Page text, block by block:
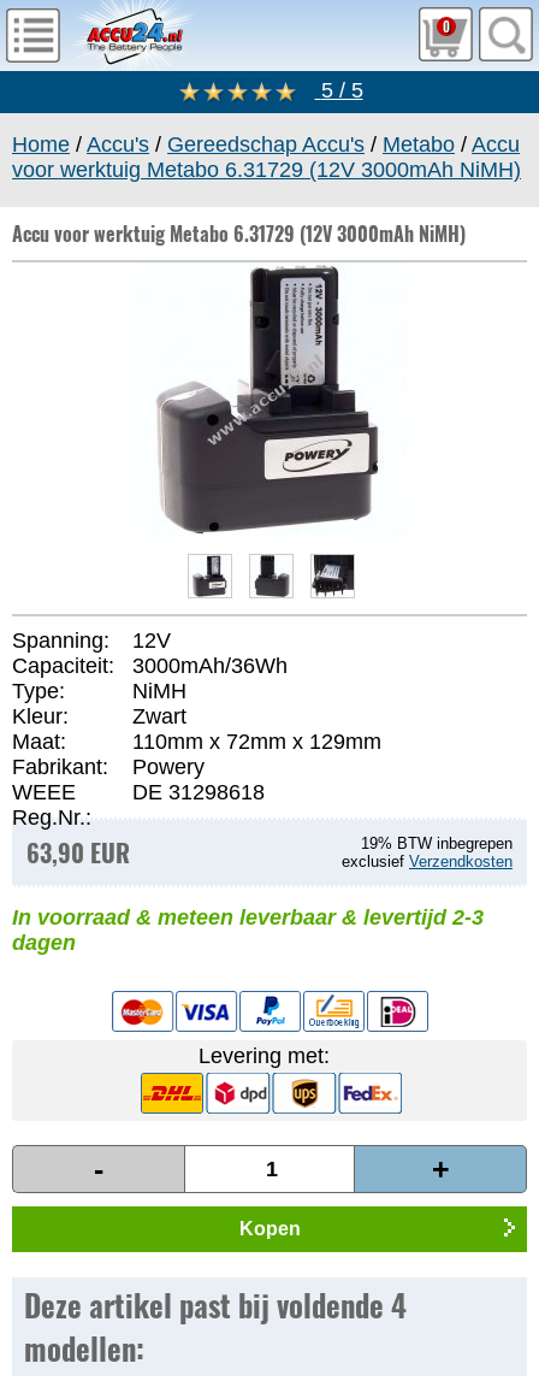
0
5 / 5
Home / Accu's / Gereedschap Accu's / Metabo / Accu
voor werktuig Metabo 6.31729 (12V 3000mAh NiMH)
Accu voor werktuig Metabo 6.31729 (12V 3000mAh NiMH)
Spanning:
12V
Capaciteit:
3000mAh/36Wh
Type:
NiMH
Kleur:
Zwart
Maat:
110mm x 72mm x 129mm
Fabrikant:
Powery
WEEE
Reg.Nr.:
DE 31298618
63,90 EUR
19% BTW inbegrepen
exclusief Verzendkosten
In voorraad & meteen leverbaar & levertijd 2-3
dagen
Levering met:
- +
Kopen
Deze artikel past bij voldende 4
modellen: